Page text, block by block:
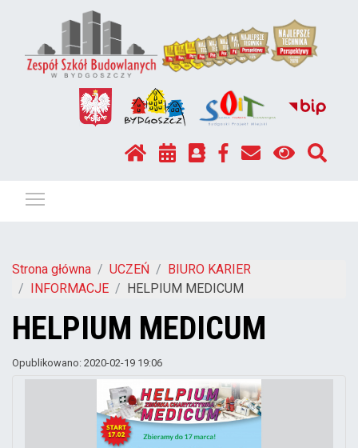
Strona główna UCZEŃ
BIURO KARIER
INFORMACJE
HELPIUM MEDICUM
HELPIUM MEDICUM
Opublikowano: 2020-02-19 19:06